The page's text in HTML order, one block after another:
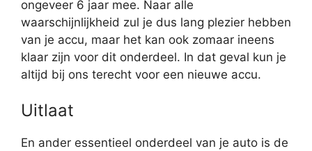
ongeveer 6 jaar mee. Naar alle
waarschijnlijkheid zul je dus lang plezier hebben
van je accu, maar het kan ook zomaar ineens
klaar zijn voor dit onderdeel. In dat geval kun je
altijd bij ons terecht voor een nieuwe accu.
Uitlaat
En ander essentieel onderdeel van je auto is de